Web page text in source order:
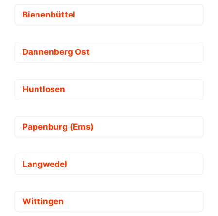
Bienenbüttel
Dannenberg Ost
Huntlosen
Papenburg (Ems)
Langwedel
Wittingen